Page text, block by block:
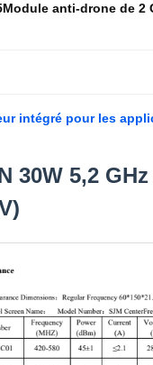
anti-drone de 2
intégré pour les
30W 5,2